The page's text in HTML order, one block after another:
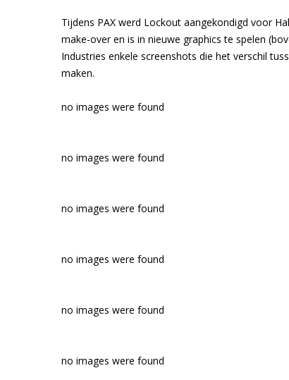
Tijdens PAX werd Lockout aangekondigd voor
make-over en is in nieuwe graphics te spelen
Industries enkele screenshots die het verschil
maken.
no images were found
no images were found
no images were found
no images were found
no images were found
no images were found